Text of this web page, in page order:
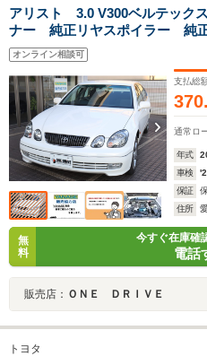
アリスト 3.0 V300ベルテック
ナー 純正リヤスポイラー 純
ール
オンライン相談可
支払総
370.
通常ロ
年式
車検
保証
住所
無
料
今すぐ在庫確
電話
販売店： ＯＮＥ ＤＲＩＶＥ
トヨタ